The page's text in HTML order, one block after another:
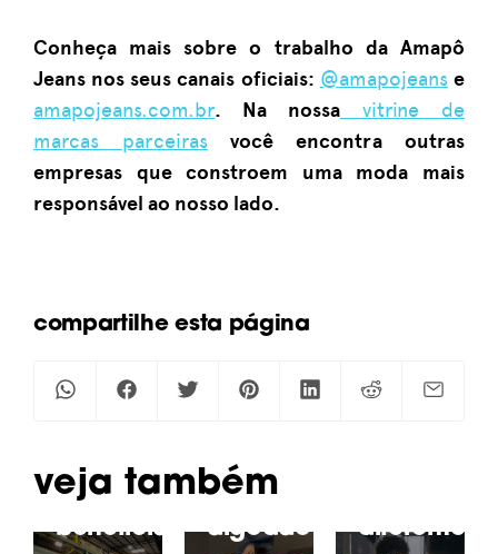
Conheça mais sobre o trabalho da Amapô
Jeans nos seus canais oficiais: @amapojeanse
amapojeans.com.br. Na nossa vitrine de
marcas parceirasvocê encontra outras
empresas que constroem uma moda mais
responsável ao nosso lado.
compartilhe esta página
Veja também
INOVAÇÃO E
DIVERSIDADE
na
indústria,
passa
conheça
o
beneficiamento
Da
subprodutos
do
algodão
de
diferentes?